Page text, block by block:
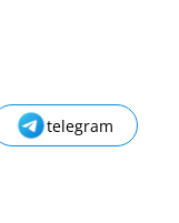
telegram